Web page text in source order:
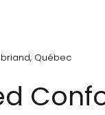
Québec